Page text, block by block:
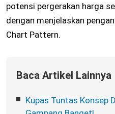
potensi pergerakan harga
dengan menjelaskan
Chart Pattern.
Baca Artikel Lainnya
Kupas Tuntas Konsep